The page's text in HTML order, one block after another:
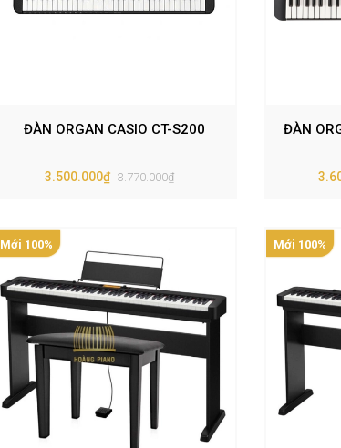
ĐÀN ORGAN CASIO CT-S200
3.500.000₫ 3.770.000₫
ĐÀN
Mới 100% Mới 100%